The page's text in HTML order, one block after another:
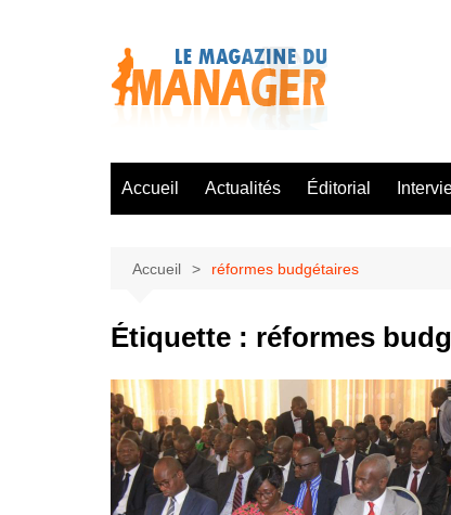
Accueil Actualités Éditorial
Accueil réformes budgétaires
Étiquette : réformes